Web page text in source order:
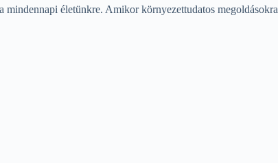
életünkre. Amikor környezettudatos